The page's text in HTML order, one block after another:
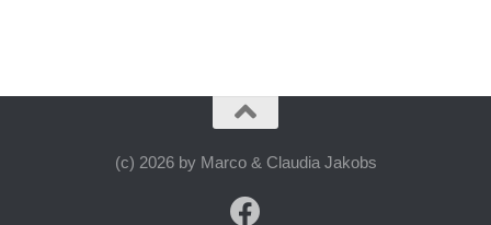
(c) 2026 by Marco & Claudia Jakobs